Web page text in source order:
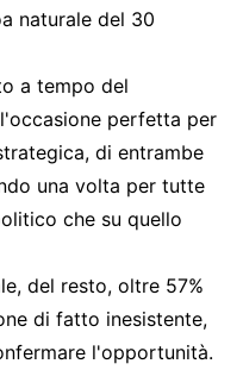
naturale del 30
a tempo del
perfetta per
di entrambe
una volta per tutte
che su quello
del resto, oltre 57%
di fatto inesistente,
l'opportunità.